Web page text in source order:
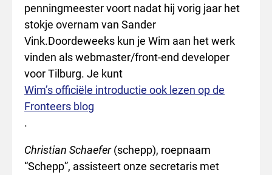
penningmeester voort nadat hij vorig jaar het
stokje overnam van Sander
Vink.Doordeweeks kun je Wim aan het werk
vinden als webmaster/front-end developer
voor Tilburg. Je kunt
Wim’s officiële introductie ook lezen op de
Fronteers blog
.
Christian Schaefer(schepp), roepnaam
“Schepp”, assisteert onze secretaris met